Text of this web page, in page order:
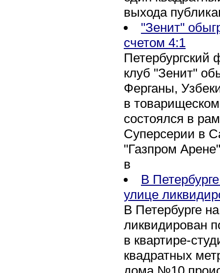
выхода
"Зенит"
счетом 4:1
Петербургский
клуб "Зенит"
Ферганы,
в
состоялся в
Суперсерии в
"Газпром
в
В
улице
В Петербурге
ликвидирован
в квартире-
квадратных